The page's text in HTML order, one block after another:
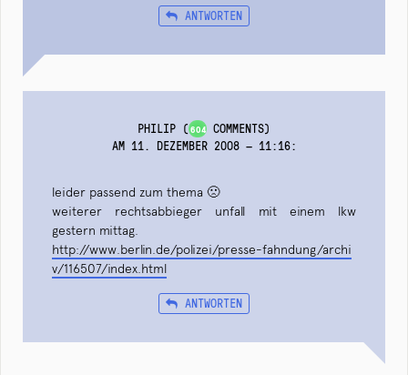
ANTWORTEN
PHILIP (604COMMENTS)
AM 11. DEZEMBER 2008 — 11:16:
leider passend zum thema 🙁
weiterer rechtsabbieger unfall mit einem lkw
gestern mittag.
http://www.berlin.de/polizei/presse-fahndung/archi
v/116507/index.html
ANTWORTEN